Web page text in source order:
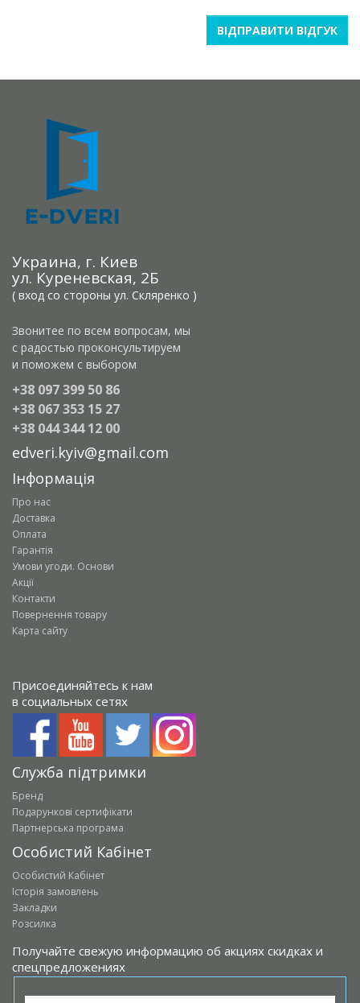
ВІДПРАВИТИ ВІДГУК
Украина, г. Киев
ул. Куреневская, 2Б
( вход со стороны ул. Скляренко )
Звонитее по всем вопросам, мы
с радостью проконсультируем
и поможем с выбором
+38 097 399 50 86
+38 067 353 15 27
+38 044 344 12 00
edveri.kyiv@gmail.com
Інформація
Про нас
Доставка
Оплата
Гарантія
Умови угоди. Основи
Акції
Контакти
Повернення товару
Карта сайту
Присоединяйтесь к нам
в социальных сетях
Служба підтримки
Бренд
Подарункові сертифікати
Партнерська програма
Особистий Кабінет
Особистий Кабінет
Історія замовлень
Закладки
Розсилка
Получайте свежую информацию об акциях скидках и
спецпредложениях